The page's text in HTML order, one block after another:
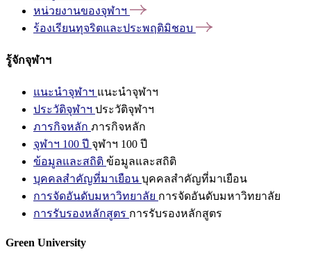
หน่วยงานของจุฬาฯ
ร้องเรียนทุจริตและประพฤติมิชอบ
รู้จักจุฬาฯ
แนะนำจุฬาฯ แนะนำจุฬาฯ
ประวัติจุฬาฯ ประวัติจุฬาฯ
ภารกิจหลัก ภารกิจหลัก
จุฬาฯ 100 ปี จุฬาฯ 100 ปี
ข้อมูลและสถิติ ข้อมูลและสถิติ
บุคคลสำคัญที่มาเยือน บุคคลสำคัญที่มาเยือน
การจัดอันดับมหาวิทยาลัย การจัดอันดับมหาวิทยาลัย
การรับรองหลักสูตร การรับรองหลักสูตร
Green University